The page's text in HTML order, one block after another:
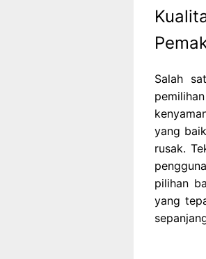
Salah
yang
rusak.
pilihan
yang